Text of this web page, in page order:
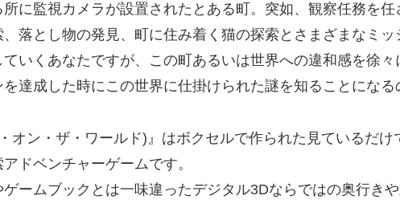
に監視カメラが設置されたとある町。突如、観察任務を
落とし物の発見、町に住み着く猫の探索とさまざまなミッ
いくあなたですが、この町あるいは世界への違和感を徐々
達成した時にこの世界に仕掛けられた謎を知ることになる
オン・ザ・ワールド)』はボクセルで作られた見ているだ
ドベンチャーゲームです。
ームブックとは一味違ったデジタル3Dならではの奥行き